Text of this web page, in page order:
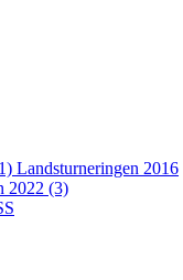
Landsturneringen 2016
2022 (3)